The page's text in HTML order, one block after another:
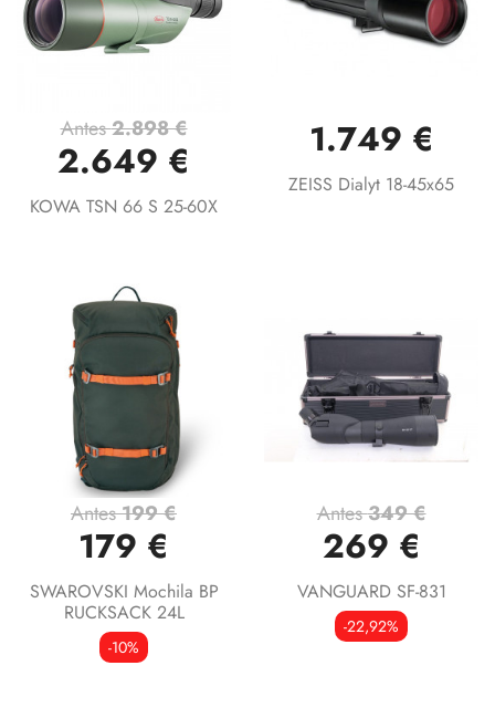
Antes2.898 €
2.649 €
KOWA TSN 66 S 25-60X
1.749 €
ZEISS Dialyt 18-45x65
Antes199 €
179 €
SWAROVSKI Mochila BP
RUCKSACK 24L
-10%
Antes349 €
269 €
VANGUARD SF-831
-22,92%